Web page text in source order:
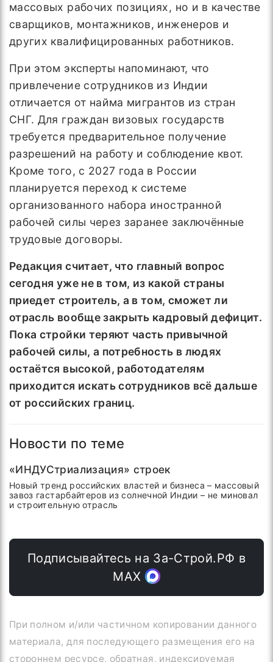
массовых рабочих позициях, но и в качестве
сварщиков, монтажников, инженеров и
других квалифицированных работников.
При этом эксперты напоминают, что
привлечение сотрудников из Индии
отличается от найма мигрантов из стран
СНГ. Для граждан визовых государств
требуется предварительное получение
разрешений на работу и соблюдение квот.
Кроме того, с 2027 года в России
планируется переход к системе
организованного набора иностранной
рабочей силы через заранее заключённые
трудовые договоры.
Редакция считает, что главный вопрос
сегодня уже не в том, из какой страны
приедет строитель, а в том, сможет ли
отрасль вообще закрыть кадровый дефицит.
Пока стройки теряют часть привычной
рабочей силы, а потребность в людях
остаётся высокой, работодателям
приходится искать сотрудников всё дальше
от российских границ.
Новости по теме
«ИНДУСтриализация» строек
Новый тренд российских властей и бизнеса – массовый
завоз гастарбайтеров из солнечной Индии – не миновал
и строительную отрасль
Подписывайтесь на За-Строй.РФ в
МАХ
При полном и/или частичном копировании данного
материала, для последующего размещения его на
стороннем ресурсе, обратная, индексируемая